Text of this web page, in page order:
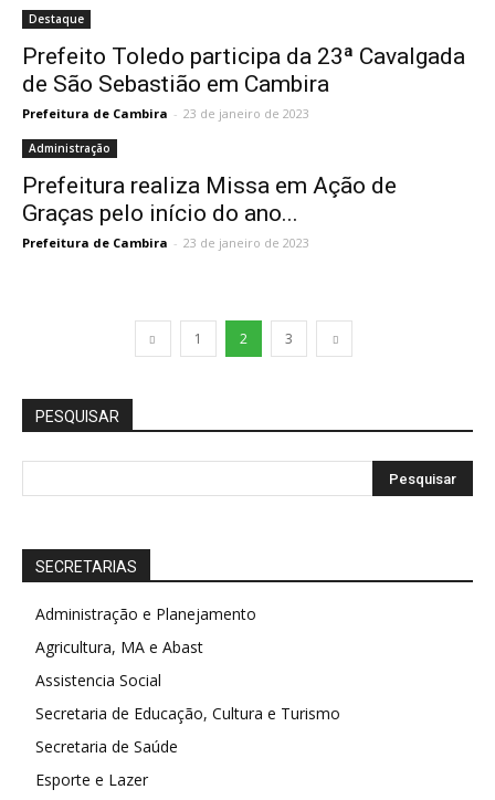
Destaque
Prefeito Toledo participa da 23ª Cavalgada
de São Sebastião em Cambira
Prefeitura de Cambira - 23 de janeiro de 2023
Administração
Prefeitura realiza Missa em Ação de
Graças pelo início do ano...
Prefeitura de Cambira - 23 de janeiro de 2023
1 2 3
PESQUISAR
SECRETARIAS
Administração e Planejamento
Agricultura, MA e Abast
Assistencia Social
Secretaria de Educação, Cultura e Turismo
Secretaria de Saúde
Esporte e Lazer